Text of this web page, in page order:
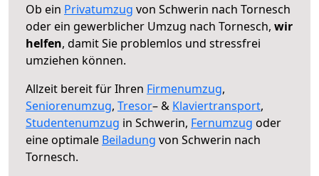
Ob ein Privatumzug von Schwerin nach Tornesch
oder ein gewerblicher Umzug nach Tornesch, wir
helfen, damit Sie problemlos und stressfrei
umziehen können.
Allzeit bereit für Ihren Firmenumzug,
Seniorenumzug, Tresor– & Klaviertransport,
Studentenumzug in Schwerin, Fernumzug oder
eine optimale Beiladung von Schwerin nach
Tornesch.